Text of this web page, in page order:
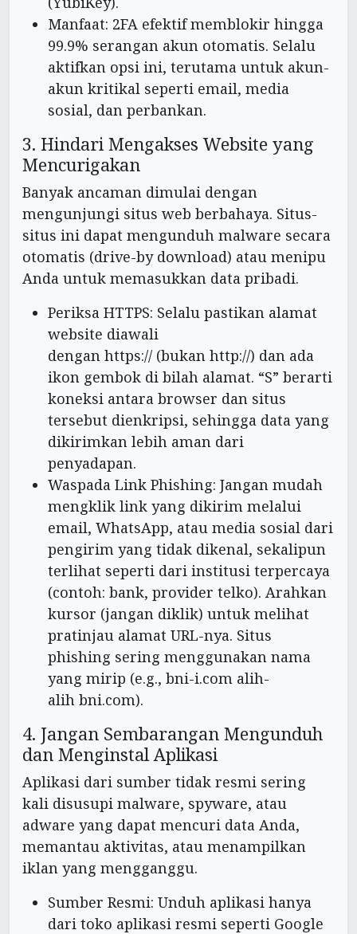
Manfaat: 2FA efektif memblokir hingga
99.9% serangan akun otomatis. Selalu
aktifkan opsi ini, terutama untuk akun-
akun kritikal seperti email, media
sosial, dan perbankan.
3. Hindari Mengakses Website yang
Mencurigakan
Banyak ancaman dimulai dengan
mengunjungi situs web berbahaya. Situs-
situs ini dapat mengunduh malware secara
otomatis (drive-by download) atau menipu
Anda untuk memasukkan data pribadi.
Periksa HTTPS: Selalu pastikan alamat
website diawali
dengan https:// (bukan http://) dan ada
ikon gembok di bilah alamat. “S” berarti
koneksi antara browser dan situs
tersebut dienkripsi, sehingga data yang
dikirimkan lebih aman dari
penyadapan.
Waspada Link Phishing: Jangan mudah
mengklik link yang dikirim melalui
email, WhatsApp, atau media sosial dari
pengirim yang tidak dikenal, sekalipun
terlihat seperti dari institusi terpercaya
(contoh: bank, provider telko). Arahkan
kursor (jangan diklik) untuk melihat
pratinjau alamat URL-nya. Situs
phishing sering menggunakan nama
yang mirip (e.g., bni-i.com alih-
alih bni.com).
4. Jangan Sembarangan Mengunduh
dan Menginstal Aplikasi
Aplikasi dari sumber tidak resmi sering
kali disusupi malware, spyware, atau
adware yang dapat mencuri data Anda,
memantau aktivitas, atau menampilkan
iklan yang mengganggu.
Sumber Resmi: Unduh aplikasi hanya
dari toko aplikasi resmi seperti Google